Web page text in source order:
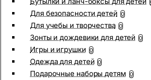
Для безопасности детей 0
Для учебы и творчества 0
Зонты и дождевики для детей 0
Игры и игрушки 0
Одежда для детей 0
Подарочные наборы детям 0